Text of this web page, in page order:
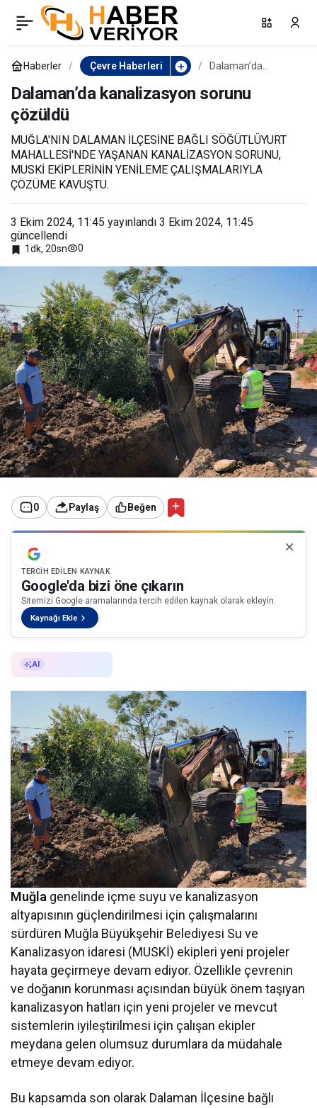
Haberler Çevre Haberleri
Dalaman’da
sorunu çözüldü
Dalaman’da kanalizasyon sorunu
çözüldü
MUĞLA'NIN DALAMAN İLÇESİNE BAĞLI SÖĞÜTLÜYURT
MAHALLESİ'NDE YAŞANAN KANALİZASYON SORUNU,
MUSKİ EKİPLERİNİN YENİLEME ÇALIŞMALARIYLA
ÇÖZÜME KAVUŞTU.
3 Ekim 2024, 11:45 yayınlandı 3 Ekim 2024, 11:45
güncellendi
1dk, 20sn 0
0 Paylaş Beğen
TERCIH EDILEN KAYNAK
Google'da bizi öne çıkarın
Sitemizi Google aramalarında tercih edilen kaynak olarak ekleyin.
Kaynağı Ekle
AI
Muğla genelinde içme suyu ve kanalizasyon
altyapısının güçlendirilmesi için çalışmalarını
sürdüren Muğla Büyükşehir Belediyesi Su ve
Kanalizasyon idaresi (MUSKİ) ekipleri yeni projeler
hayata geçirmeye devam ediyor. Özellikle çevrenin
ve doğanın korunması açısından büyük önem taşıyan
kanalizasyon hatları için yeni projeler ve mevcut
sistemlerin iyileştirilmesi için çalışan ekipler
meydana gelen olumsuz durumlara da müdahale
etmeye devam ediyor.
Bu kapsamda son olarak Dalaman İlçesine bağlı
Yıldıztepe Mahallesi’nde
çevre temizlendi
Paylaş